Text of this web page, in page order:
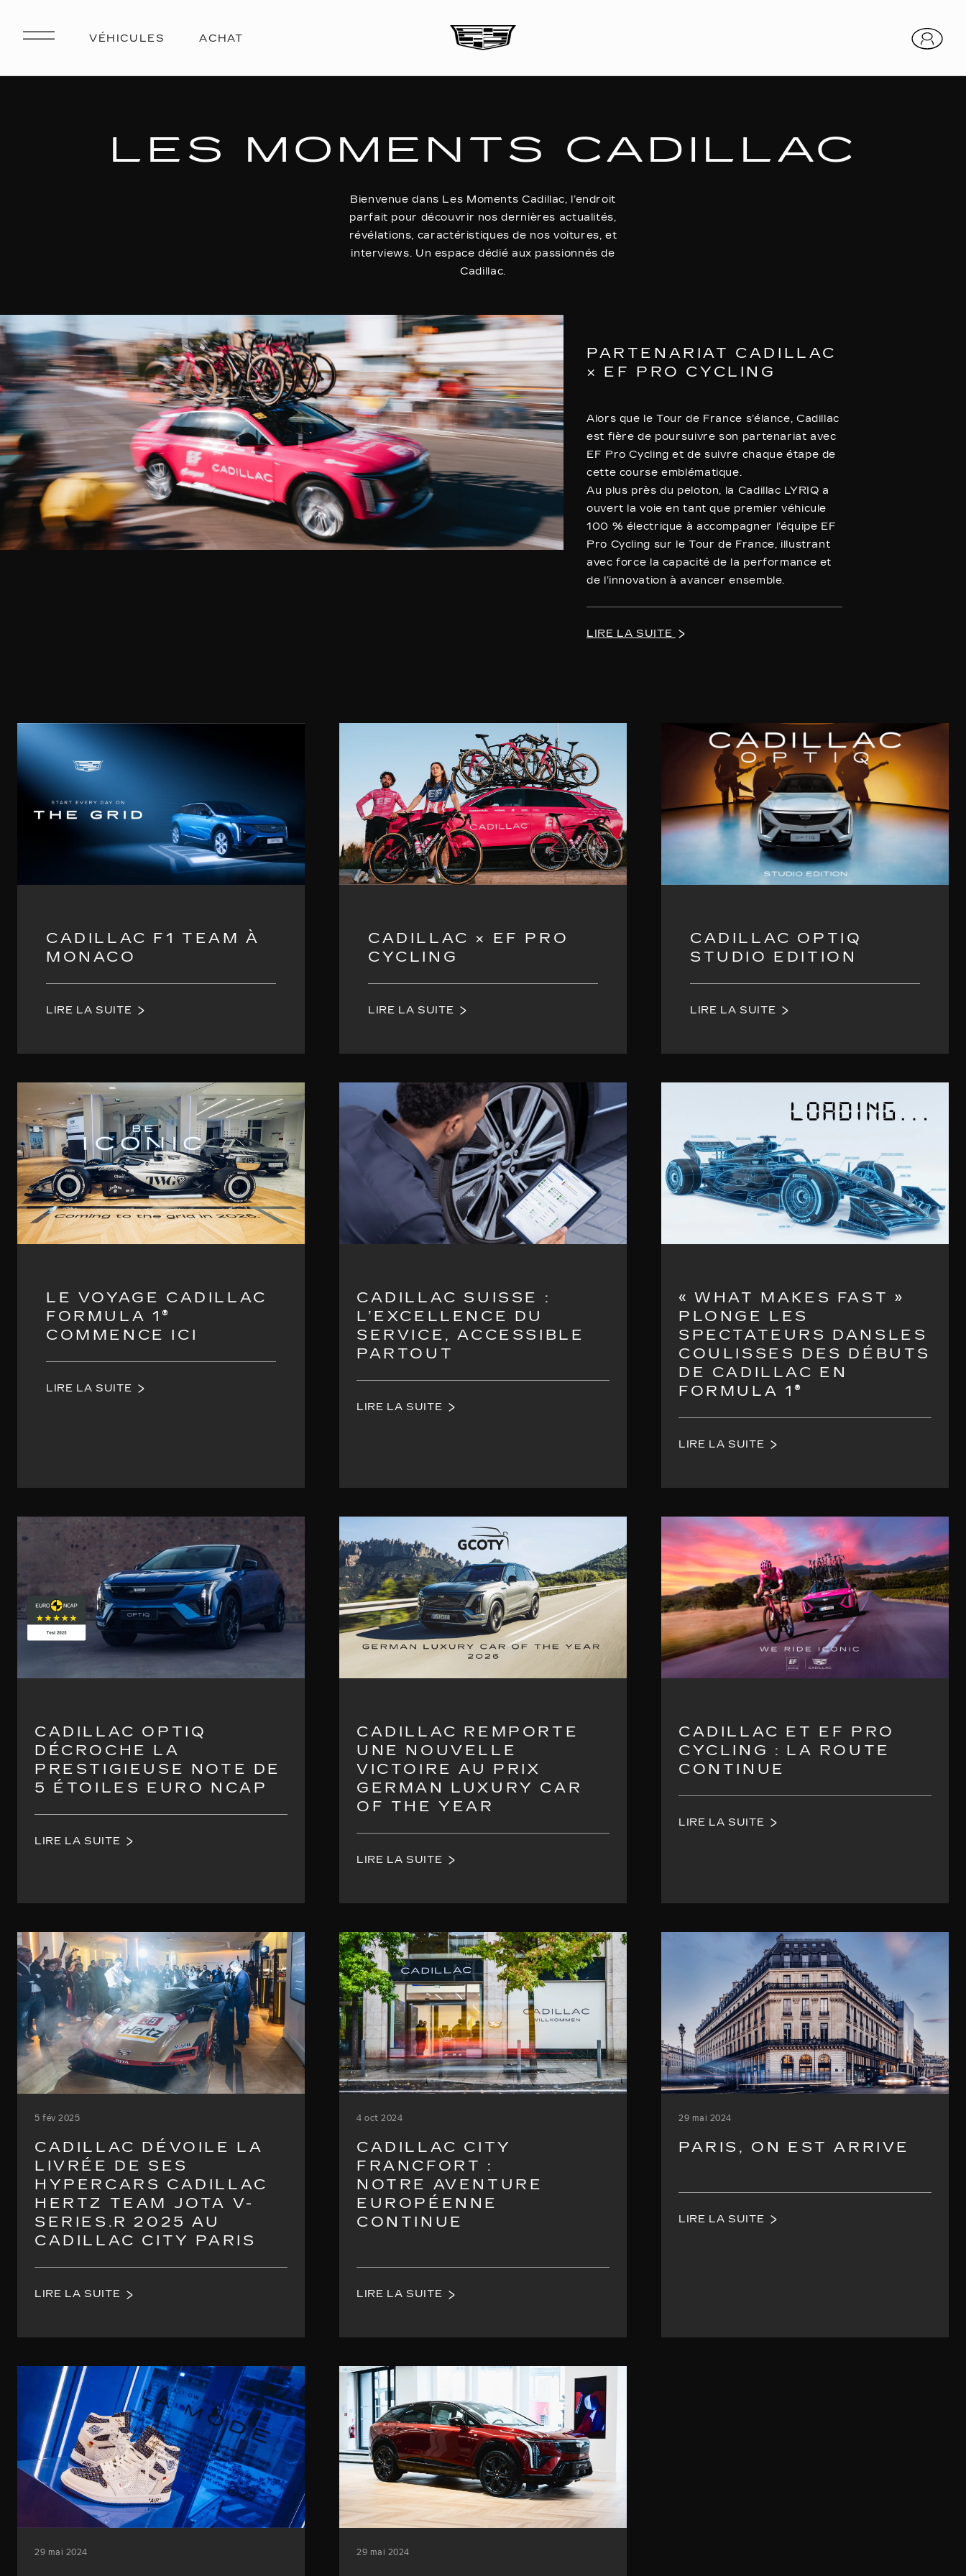
LES MOMENTS CADILLAC
Bienvenue dans Les Moments Cadillac, l’endroit
parfait pour découvrir nos dernières actualités,
révélations, caractéristiques de nos voitures, et
interviews. Un espace dédié aux passionnés de
Cadillac.
PARTENARIAT CADILLAC
× EF PRO CYCLING
Alors que le Tour de France s’élance, Cadillac
est fière de poursuivre son partenariat avec
EF Pro Cycling et de suivre chaque étape de
cette course emblématique.
Au plus près du peloton, la Cadillac LYRIQ a
ouvert la voie en tant que premier véhicule
100 % électrique à accompagner l’équipe EF
Pro Cycling sur le Tour de France, illustrant
avec force la capacité de la performance et
de l’innovation à avancer ensemble.
LIRE LA SUITE
CADILLAC F1 TEAM À
MONACO
LIRE LA SUITE
CADILLAC × EF PRO
CYCLING
LIRE LA SUITE
CADILLAC OPTIQ
STUDIO EDITION
LIRE LA SUITE
LE VOYAGE CADILLAC
FORMULA 1®
COMMENCE ICI
LIRE LA SUITE
CADILLAC SUISSE :
L’EXCELLENCE DU
SERVICE, ACCESSIBLE
PARTOUT
LIRE LA SUITE
« WHAT MAKES FAST »
PLONGE LES
SPECTATEURS DANSLES
COULISSES DES DÉBUTS
DE CADILLAC EN
FORMULA 1®
LIRE LA SUITE
CADILLAC OPTIQ
DÉCROCHE LA
PRESTIGIEUSE NOTE DE
5 ÉTOILES EURO NCAP
LIRE LA SUITE
CADILLAC REMPORTE
UNE NOUVELLE
VICTOIRE AU PRIX
GERMAN LUXURY CAR
OF THE YEAR
LIRE LA SUITE
CADILLAC ET EF PRO
CYCLING : LA ROUTE
CONTINUE
LIRE LA SUITE
5 fév 2025
CADILLAC DÉVOILE LA
LIVRÉE DE SES
HYPERCARS CADILLAC
HERTZ TEAM JOTA V-
SERIES.R 2025 AU
CADILLAC CITY PARIS
LIRE LA SUITE
4 oct 2024
CADILLAC CITY
FRANCFORT :
NOTRE AVENTURE
EUROPÉENNE
CONTINUE
LIRE LA SUITE
29 mai 2024
PARIS, ON EST ARRIVE
LIRE LA SUITE
29 mai 2024 29 mai 2024